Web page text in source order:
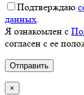
Подтверждаю
данных.
Я ознакомлен с
согласен с ее
×